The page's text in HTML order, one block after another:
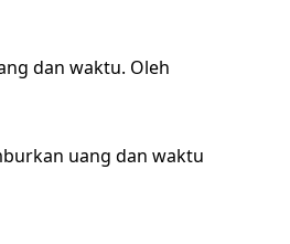
dan waktu. Oleh
uang dan waktu